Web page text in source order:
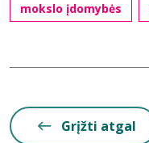
mokslo įdomybės
Grįžti atgal